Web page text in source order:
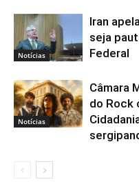
Notícias
Iran
seja
Federal
Notícias
Câmara
do Rock